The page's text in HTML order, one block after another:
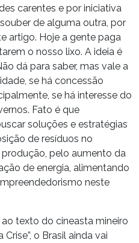
carentes e por iniciativa
de alguma outra, por
artigo. Hoje a gente paga
o nosso lixo. A ideia é
dá para saber, mas vale a
se há concessão
se há interesse do
Fato é que
soluções e estratégias
de resíduos no
pelo aumento da
de energia, alimentando
neste
texto do cineasta mineiro
Crise”, o Brasil ainda vai